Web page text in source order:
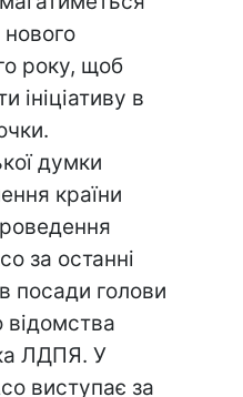
року, щоб
ініціативу в
думки
країни
за останні
посади голови
відомства
ЛДПЯ. У
виступає за